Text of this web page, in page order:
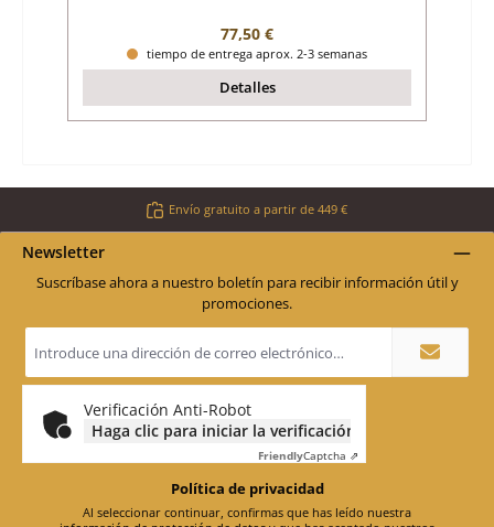
Precio normal:
77,50 €
tiempo de entrega aprox. 2-3 semanas
Detalles
Envío gratuito a partir de 449 €
Newsletter
Suscríbase ahora a nuestro boletín para recibir información útil y
promociones.
de
correo
electrónico
Verificación Anti-Robot
Haga clic para iniciar la verificación
FriendlyCaptcha ⇗
Política de privacidad